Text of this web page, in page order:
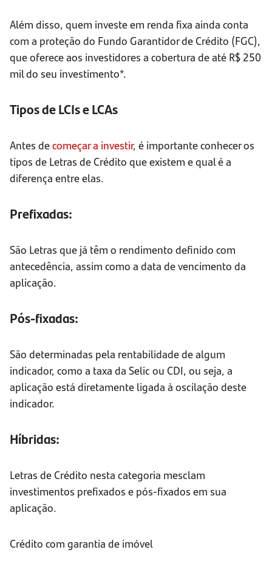
Além disso, quem investe em renda fixa ainda conta
com a proteção do Fundo Garantidor de Crédito (FGC),
que oferece aos investidores a cobertura de até R$ 250
mil do seu investimento*.
Tipos de LCIs e LCAs
Antes decomeçar a investir, é importante conhecer os
tipos de Letras de Crédito que existem e qual é a
diferença entre elas.
Prefixadas:
São Letras que já têm o rendimento definido com
antecedência, assim como a data de vencimento da
aplicação.
Pós-fixadas:
São determinadas pela rentabilidade de algum
indicador, como a taxa da Selic ou CDI, ou seja, a
aplicação está diretamente ligada à oscilação deste
indicador.
Híbridas:
Letras de Crédito nesta categoria mesclam
investimentos prefixados e pós-fixados em sua
aplicação.
Crédito com garantia de imóvel